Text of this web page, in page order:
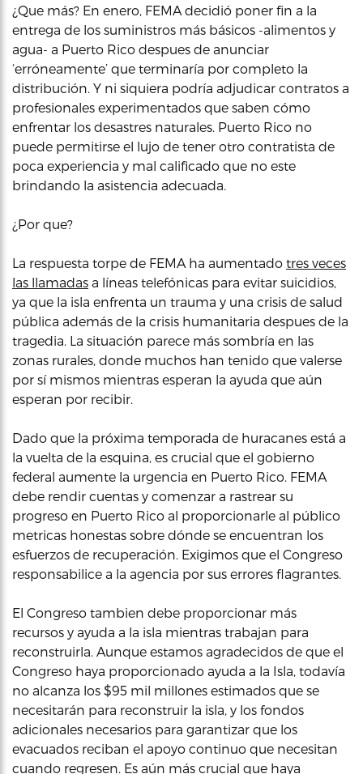
¿Que más? En enero, FEMA decidió poner fin a la
entrega de los suministros más básicos -alimentos y
agua- a Puerto Rico despues de anunciar
‘erróneamente’ que terminaría por completo la
distribución. Y ni siquiera podría adjudicar contratos a
profesionales experimentados que saben cómo
enfrentar los desastres naturales. Puerto Rico no
puede permitirse el lujo de tener otro contratista de
poca experiencia y mal calificado que no este
brindando la asistencia adecuada.
¿Por que?
La respuesta torpe de FEMA ha aumentado tres veces
las llamadas a líneas telefónicas para evitar suicidios,
ya que la isla enfrenta un trauma y una crisis de salud
pública además de la crisis humanitaria despues de la
tragedia. La situación parece más sombría en las
zonas rurales, donde muchos han tenido que valerse
por sí mismos mientras esperan la ayuda que aún
esperan por recibir.
Dado que la próxima temporada de huracanes está a
la vuelta de la esquina, es crucial que el gobierno
federal aumente la urgencia en Puerto Rico. FEMA
debe rendir cuentas y comenzar a rastrear su
progreso en Puerto Rico al proporcionarle al público
metricas honestas sobre dónde se encuentran los
esfuerzos de recuperación. Exigimos que el Congreso
responsabilice a la agencia por sus errores flagrantes.
El Congreso tambien debe proporcionar más
recursos y ayuda a la isla mientras trabajan para
reconstruirla. Aunque estamos agradecidos de que el
Congreso haya proporcionado ayuda a la Isla, todavía
no alcanza los $95 mil millones estimados que se
necesitarán para reconstruir la isla, y los fondos
adicionales necesarios para garantizar que los
evacuados reciban el apoyo continuo que necesitan
cuando regresen. Es aún más crucial que haya